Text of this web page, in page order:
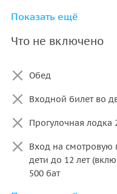
Платные дороги
Показать ещё
Что не включено
Обед
Входной билет во
Прогулочная лодка
Вход на смотровую
дети до 12 лет
500 бат